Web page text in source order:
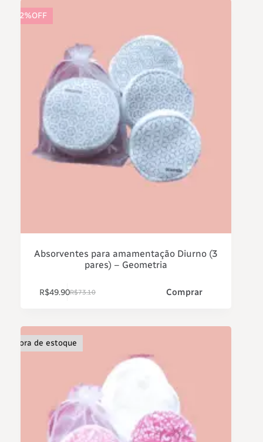
32%OFF
Absorventes para amamentação Diurno (3
pares) – Geometria
R$73.10
R$49.90 Comprar
Fora de estoque